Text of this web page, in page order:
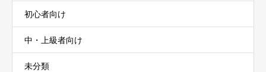
初心者向け
中・上級者向け
未分類